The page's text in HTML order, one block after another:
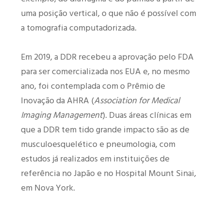
uma posição vertical, o que não é possível com
a tomografia computadorizada.
Em 2019, a DDR recebeu a aprovação pelo FDA
para ser comercializada nos EUA e, no mesmo
ano, foi contemplada com o Prêmio de
Inovação da AHRA (Association for Medical
Imaging Management). Duas áreas clínicas em
que a DDR tem tido grande impacto são as de
musculoesquelético e pneumologia, com
estudos já realizados em instituições de
referência no Japão e no Hospital Mount Sinai,
em Nova York.